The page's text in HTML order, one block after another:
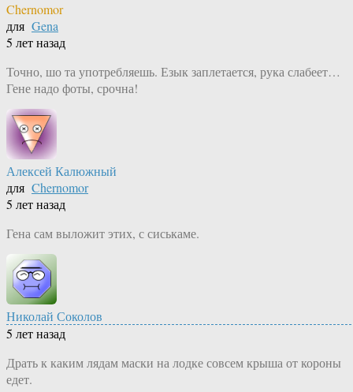
Chernomor
для Gena
5 лет назад
Точно, шо та употребляешь. Езык заплетается, рука слабеет…
Гене надо фоты, срочна!
Алексей Калюжный
для Chernomor
5 лет назад
Гена сам выложит этих, с сиськаме.
Николай Соколов
5 лет назад
Драть к каким лядам маски на лодке совсем крыша от короны
едет.